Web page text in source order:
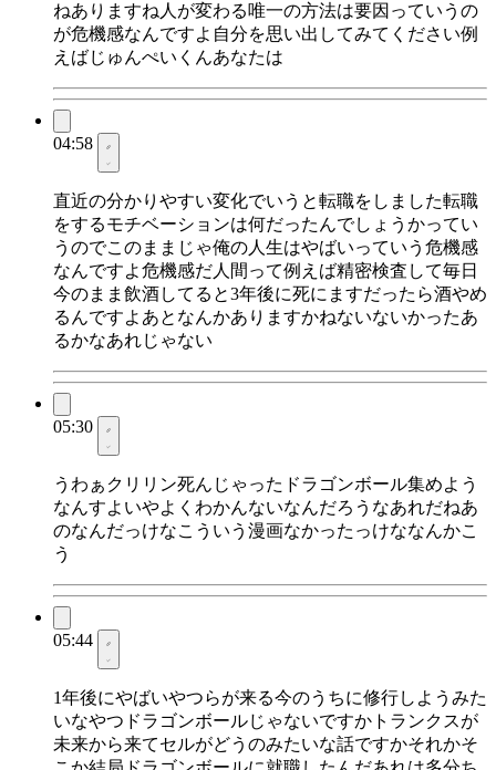
ねありますね人が変わる唯一の方法は要因っていうの
が危機感なんですよ自分を思い出してみてください例
えばじゅんぺいくんあなたは
04:58
直近の分かりやすい変化でいうと転職をしました転職
をするモチベーションは何だったんでしょうかってい
うのでこのままじゃ俺の人生はやばいっていう危機感
なんですよ危機感だ人間って例えば精密検査して毎日
今のまま飲酒してると3年後に死にますだったら酒やめ
るんですよあとなんかありますかねないないかったあ
るかなあれじゃない
05:30
うわぁクリリン死んじゃったドラゴンボール集めよう
なんすよいやよくわかんないなんだろうなあれだねあ
のなんだっけなこういう漫画なかったっけななんかこ
う
05:44
1年後にやばいやつらが来る今のうちに修行しようみた
いなやつドラゴンボールじゃないですかトランクスが
未来から来てセルがどうのみたいな話ですかそれかそ